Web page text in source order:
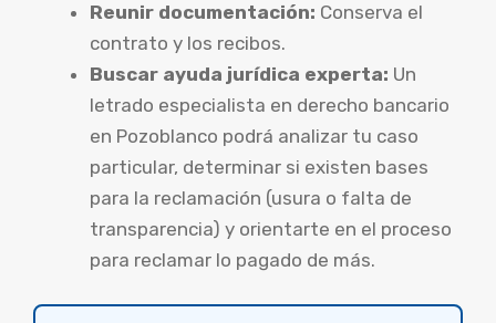
Reunir documentación: Conserva el
contrato y los recibos.
Buscar ayuda jurídica experta: Un
letrado especialista en derecho bancario
en Pozoblanco podrá analizar tu caso
particular, determinar si existen bases
para la reclamación (usura o falta de
transparencia) y orientarte en el proceso
para reclamar lo pagado de más.